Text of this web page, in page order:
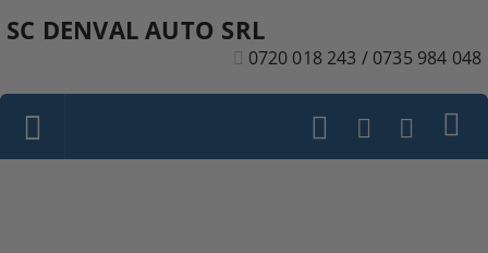
SC DENVAL AUTO SRL
0720 018 243 / 0735 984 048